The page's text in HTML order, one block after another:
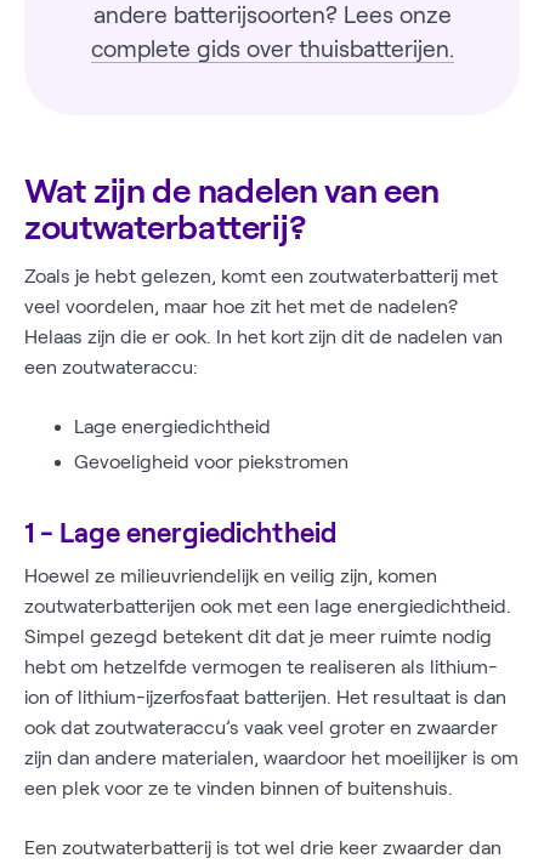
andere batterijsoorten? Lees onze
complete gids over thuisbatterijen.
Wat zijn de nadelen van een
zoutwaterbatterij?
Zoals je hebt gelezen, komt een zoutwaterbatterij met
veel voordelen, maar hoe zit het met de nadelen?
Helaas zijn die er ook. In het kort zijn dit de nadelen van
een zoutwateraccu:
Lage energiedichtheid
Gevoeligheid voor piekstromen
1 - Lage energiedichtheid
Hoewel ze milieuvriendelijk en veilig zijn, komen
zoutwaterbatterijen ook met een lage energiedichtheid.
Simpel gezegd betekent dit dat je meer ruimte nodig
hebt om hetzelfde vermogen te realiseren als lithium-
ion of lithium-ijzerfosfaat batterijen. Het resultaat is dan
ook dat zoutwateraccu’s vaak veel groter en zwaarder
zijn dan andere materialen, waardoor het moeilijker is om
een plek voor ze te vinden binnen of buitenshuis.
Een zoutwaterbatterij is tot wel drie keer zwaarder dan